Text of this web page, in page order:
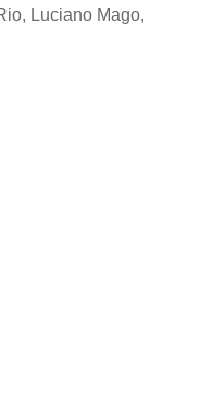
Luciano Mago,